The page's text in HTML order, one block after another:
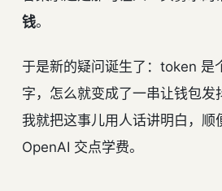
钱。
于是新的疑问诞生了：token 是
字，怎么就变成了一串让钱包发
我就把这事儿用人话讲明白，顺
OpenAI 交点学费。